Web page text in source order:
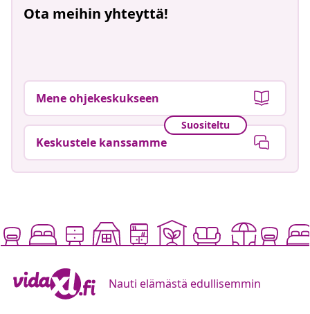
Ota meihin yhteyttä!
Mene ohjekeskukseen
Suositeltu
Keskustele kanssamme
Nauti elämästä edullisemmin